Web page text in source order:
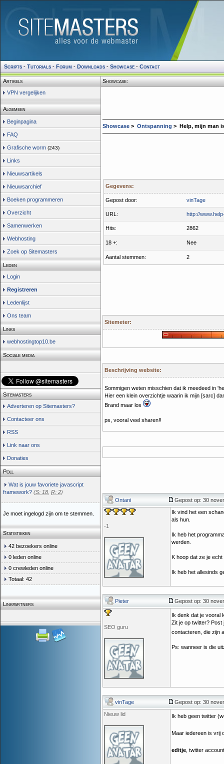
Scripts - Tutorials - Forum - Downloads - Showcase - Contact
Artikels
VPN vergelijken
Algemeen
Beginpagina
FAQ
Grafische worm (243)
Links
Nieuwsartikels
Nieuwsarchief
Boeken programmeren
Overzicht
Samenwerken
Webhosting
Zoek op Sitemasters
Leden
Login
Registreren
Ledenlijst
Ons team
Links
webhostingtop10.be
Sociale media
Sitemasters
Adverteren op Sitemasters?
Contacteer ons
RSS
Link naar ons
Donaties
Poll
Wat is jouw favoriete javascript
framework? (S: 18 R: 2)
Je moet ingelogd zijn om te stemmen.
Statistieken
42 bezoekers online
0 leden online
0 crewleden online
Totaal: 42
Linkpartners
Showcase:
Showcase > Ontspanning > Help, mijn man
Gegevens:
Gepost door: vinTage
URL: http://
Hits: 2862
18 +: Nee
Aantal stemmen: 2
Sitemeter:
Beschrijving website:
Sommigen weten misschien dat ik meedeed in
Hier een klein overzichtje waarin ik mijn [sarc]
Brand maar los
ps, vooral veel sharen!!
Ontani Gepost op: 30
-1
Ik vind het een
als hun.
Ik heb het
werden.
K hoop dat ze je
Ik heb het allesinds
Pieter Gepost op: 30
SEO guru
Ik denk dat je vooral
Zit je op twitter?
contacteren, die zijn
Ps: wanneer is die
vinTage
Gepost op: 30
Nieuw lid
Ik heb geen twitter
Maar iedereen is vrij
editje , twitter